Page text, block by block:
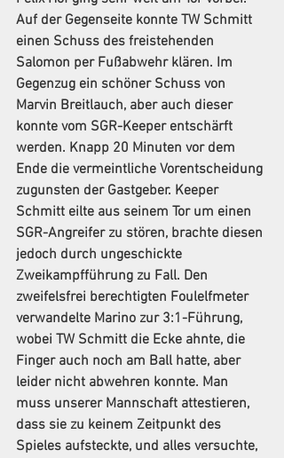
Auf der Gegenseite konnte TW Schmitt
einen Schuss des freistehenden
Salomon per Fußabwehr klären. Im
Gegenzug ein schöner Schuss von
Marvin Breitlauch, aber auch dieser
konnte vom SGR-Keeper entschärft
werden. Knapp 20 Minuten vor dem
Ende die vermeintliche Vorentscheidung
zugunsten der Gastgeber. Keeper
Schmitt eilte aus seinem Tor um einen
SGR-Angreifer zu stören, brachte diesen
jedoch durch ungeschickte
Zweikampfführung zu Fall. Den
zweifelsfrei berechtigten Foulelfmeter
verwandelte Marino zur 3:1-Führung,
wobei TW Schmitt die Ecke ahnte, die
Finger auch noch am Ball hatte, aber
leider nicht abwehren konnte. Man
muss unserer Mannschaft attestieren,
dass sie zu keinem Zeitpunkt des
Spieles aufsteckte, und alles versuchte,